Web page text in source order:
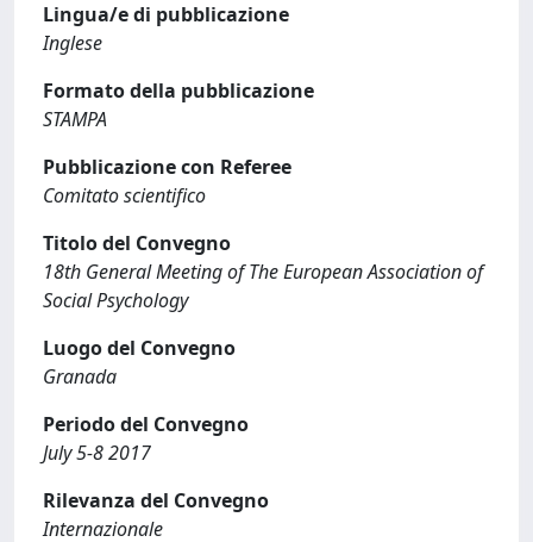
Lingua/e di pubblicazione
Inglese
Formato della pubblicazione
STAMPA
Pubblicazione con Referee
Comitato scientifico
Titolo del Convegno
18th General Meeting of The European Association of
Social Psychology
Luogo del Convegno
Granada
Periodo del Convegno
July 5-8 2017
Rilevanza del Convegno
Internazionale